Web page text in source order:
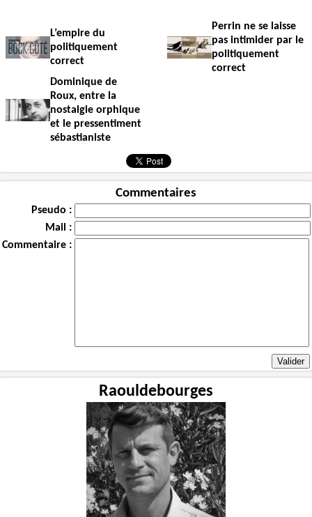
L’empire du
politiquement
correct
Perrin ne se laisse
pas intimider par le
politiquement
correct
Dominique de
Roux, entre la
nostalgie orphique
et le pressentiment
sébastianiste
Commentaires
Pseudo :
Mail :
Commentaire :
Raouldebourges